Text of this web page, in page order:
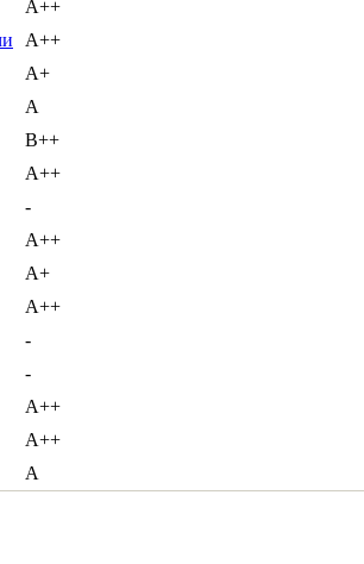
А++
А++
А+
А
B++
А++
-
А++
А+
А++
-
-
А++
А++
А